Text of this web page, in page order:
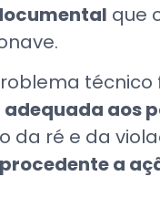
que
aos
da ré e da
a